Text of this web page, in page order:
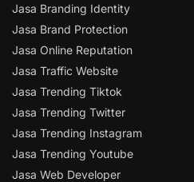
Jasa Branding Identity
Jasa Brand Protection
Jasa Online Reputation
Jasa Traffic Website
Jasa Trending Tiktok
Jasa Trending Twitter
Jasa Trending Instagram
Jasa Trending Youtube
Jasa Web Developer